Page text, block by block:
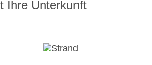
Ihre Unterkunft